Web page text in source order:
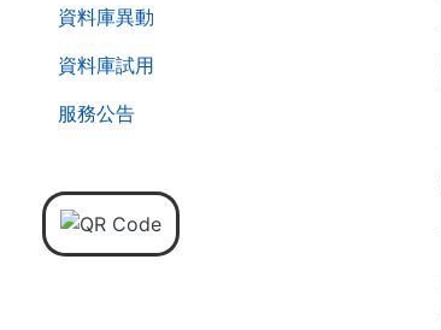
資料庫異動
資料庫試用
服務公告